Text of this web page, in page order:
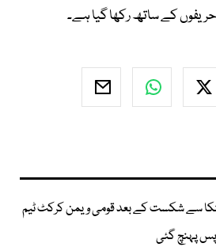
کے ساتھ رکھا گیا ہے۔
سے شکست کے بعد قومی ویمن کرکٹ ٹیم
پہنچ گئی